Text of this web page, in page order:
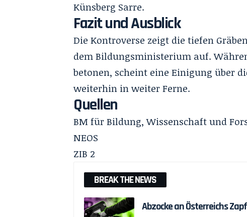
Künsberg Sarre.
Fazit und Ausblick
Die Kontroverse zeigt die tiefen
dem Bildungsministerium auf.
betonen, scheint eine Einigung über
weiterhin in weiter Ferne.
Quellen
BM für Bildung, Wissenschaft und
NEOS
ZIB 2
BREAK THE NEWS
Abzocke an Österreichs